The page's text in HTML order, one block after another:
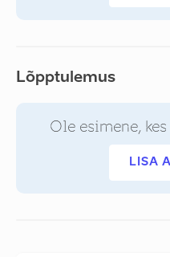
Lõpptulemus
Ole esimene,
LISA